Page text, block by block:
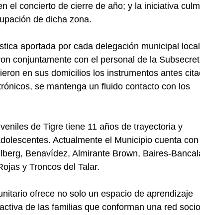
el concierto de cierre de año; y la iniciativa
de dicha zona.
aportada por cada delegación municipal
conjuntamente con el personal de la
en sus domicilios los instrumentos antes
se mantenga un fluido contacto con los
de Tigre tiene 11 años de trayectoria y
Actualmente el Municipio cuenta
Benavídez, Almirante Brown, Baires-
y Troncos del Talar.
ofrece no solo un espacio de aprendizaje
de las familias que conforman una red socio